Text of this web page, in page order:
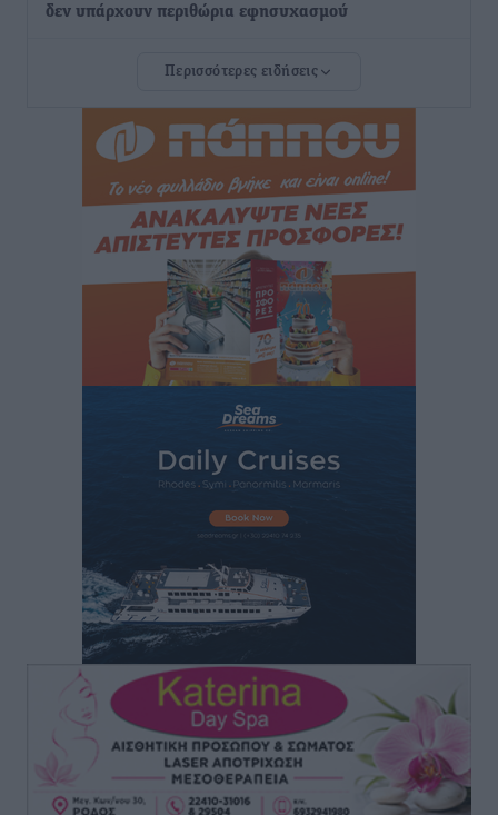
δεν υπάρχουν περιθώρια εφησυχασμού
ανανεωμένο εκκλησιαστικό μουσείο από τη Λέσχη
Lions Χάλκης
Τοπικές Ειδήσεις• πριν 1 ώρα
Ρόδος: «Βουλιάζει» από τουρίστες – Πάνω από 1 εκατ.
επιβάτες και 55 κρουαζιερόπλοια
πριν 1 ώρα
Γ’ Εθνική Κατηγορία: Οι ημερομηνίες των
αγωνιστικών της κανονικής περιόδου
Συνελήφθησαν δύο άτομα στην Κάρπαθο για άγρα
πριν 7 ώρες
Χωρίς υποχρεωτική παρουσία μικρών στη 12άδα
Αθλητικά• πριν 7 ώρες
Ο Πελεκάνος, οι ανεμογεννήτριες και μια κοινότητα
που κανείς δεν ρώτησε
Δημο-Κρίσεις• πριν 7 ώρες
Η Ρόδος περιμένει και οι θεσμοί της λογομαχούν
Περισσότερες ειδήσεις